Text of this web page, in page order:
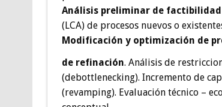
Análisis preliminar de
(LCA) de procesos nuevos o
Modificación y optimización de
de refinación. Análisis de
(debottlenecking). Incremento de
(revamping). Evaluación técnico –